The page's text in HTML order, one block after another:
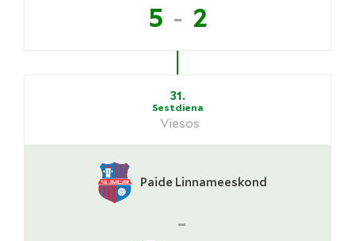
5 - 2
31.
Sestdiena
Viesos
Paide Linnameeskond
-